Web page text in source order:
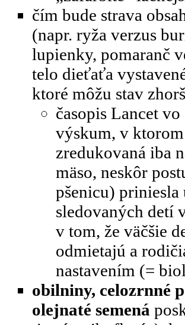
čím bude strava
(napr. ryža verzus
lupienky, pomaranč
telo dieťaťa
ktoré môžu stav
časopis Lancet
výskum, v
zredukovaná iba
mäso, neskôr
pšenicu)
sledovaných detí
v tom, že väčšie
odmietajú a
nastavením (=
obilniny, celozrnné
olejnaté semená